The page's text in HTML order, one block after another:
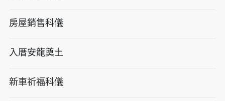
房屋銷售科儀
入厝安龍奠土
新車祈福科儀